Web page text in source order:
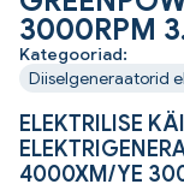
3000RPM
Kategooriad:
Diiselgeneraatorid
ELEKTRILISE
4000XM/YE